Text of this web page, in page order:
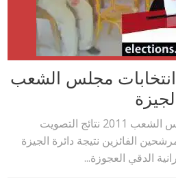
انتخابات مجلس الشعب
اخبار موعد انتخابات مجلس الشعب 2011 نتائج التصويت
الفائزين نتيجة دائرة الجيزة
الدقي العجوزة...